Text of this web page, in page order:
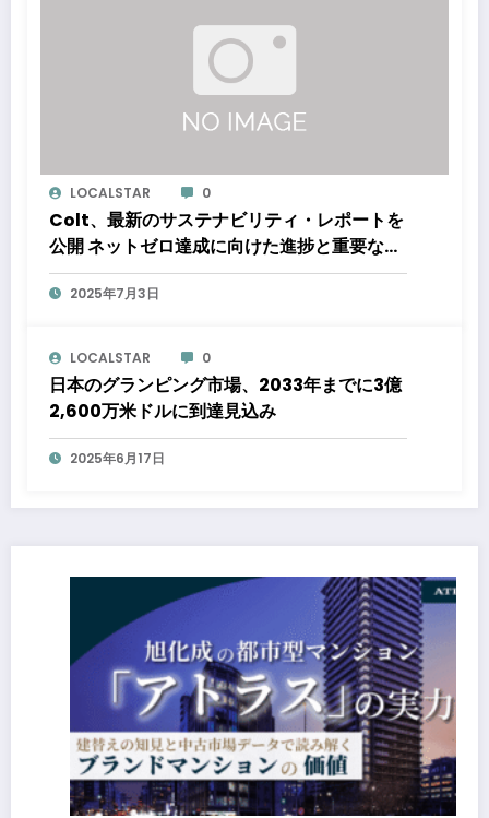
LOCALSTAR 0
Colt、最新のサステナビリティ・レポートを
公開 ネットゼロ達成に向けた進捗と重要なマ
イルストーンを報告
2025年7月3日
LOCALSTAR 0
日本のグランピング市場、2033年までに3億
2,600万米ドルに到達見込み
2025年6月17日